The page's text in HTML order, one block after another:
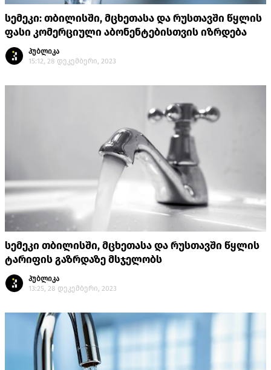
სემეკი: თბილისში, მცხეთასა და რუსთავში წყლის
ფასი კომერციული აბონენტებისთვის იზრდება
პუბლიკა
15:12, 28 დეკემბერი, 2023
სემეკი თბილისში, მცხეთასა და რუსთავში წყლის
ტარიფის გაზრდაზე მსჯელობს
პუბლიკა
13:25, 28 დეკემბერი, 2023